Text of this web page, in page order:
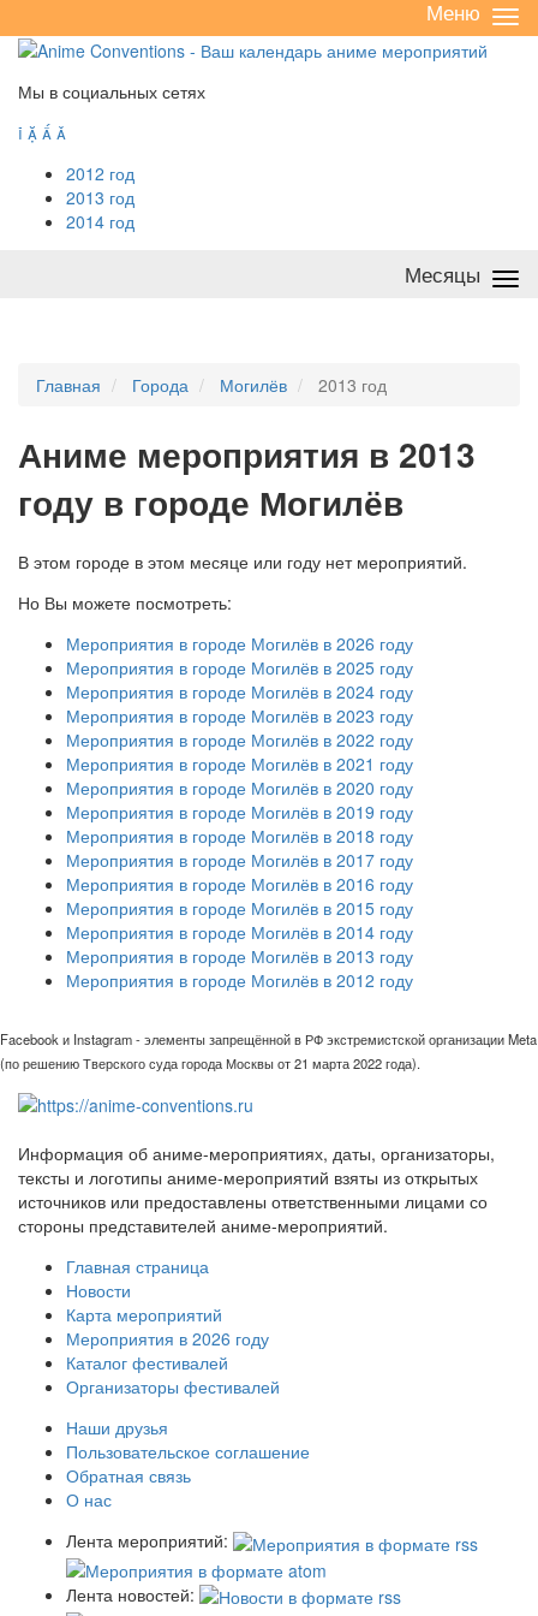
/
Меню
Мы в социальных сетях
   
2012 год
2013 год
2014 год
Месяцы
Главная Города Могилёв 2013 год
Аниме мероприятия в 2013
году в городе Могилёв
В этом городе в этом месяце или году нет мероприятий.
Но Вы можете посмотреть:
Мероприятия в городе Могилёв в 2026 году
Мероприятия в городе Могилёв в 2025 году
Мероприятия в городе Могилёв в 2024 году
Мероприятия в городе Могилёв в 2023 году
Мероприятия в городе Могилёв в 2022 году
Мероприятия в городе Могилёв в 2021 году
Мероприятия в городе Могилёв в 2020 году
Мероприятия в городе Могилёв в 2019 году
Мероприятия в городе Могилёв в 2018 году
Мероприятия в городе Могилёв в 2017 году
Мероприятия в городе Могилёв в 2016 году
Мероприятия в городе Могилёв в 2015 году
Мероприятия в городе Могилёв в 2014 году
Мероприятия в городе Могилёв в 2013 году
Мероприятия в городе Могилёв в 2012 году
Facebook и Instagram - элементы запрещённой в РФ экстремистской организации Meta
(по решению Тверского суда города Москвы от 21 марта 2022 года).
Информация об аниме-мероприятиях, даты, организаторы,
тексты и логотипы аниме-мероприятий взяты из открытых
источников или предоставлены ответственными лицами со
стороны представителей аниме-мероприятий.
Главная страница
Новости
Карта мероприятий
Мероприятия в 2026 году
Каталог фестивалей
Организаторы фестивалей
Наши друзья
Пользовательское соглашение
Обратная связь
О нас
Лента мероприятий:
Лента новостей: